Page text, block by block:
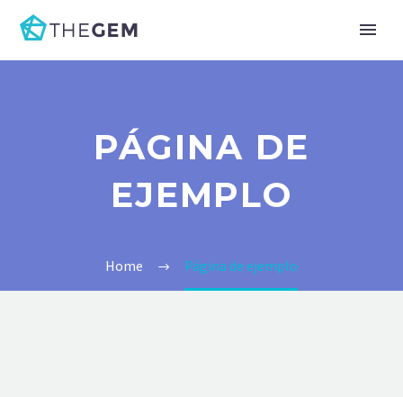
PÁGINA DE
EJEMPLO
Home Página de ejemplo